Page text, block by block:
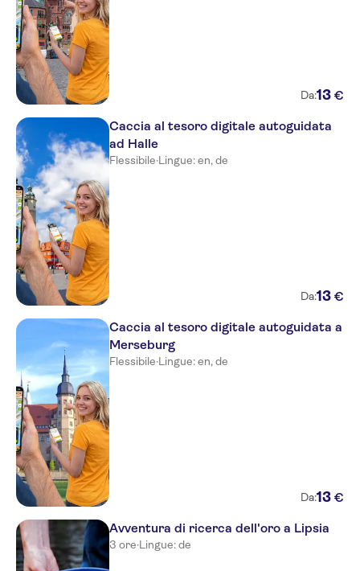
Da:13 €
Caccia al tesoro digitale autoguidata
ad Halle
Flessibile·Lingue: en, de
Da:13 €
Caccia al tesoro digitale autoguidata a
Merseburg
Flessibile·Lingue: en, de
Da:13 €
Avventura di ricerca dell'oro a Lipsia
3 ore·Lingue: de